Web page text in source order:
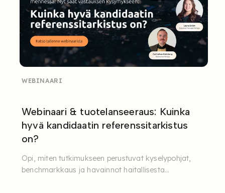
WEBINAARI
Webinaari & tuotelanseeraus: Kuinka
hyvä kandidaatin referenssitarkistus
on?
Opi, miten tutkimukseen perustuvat kyselypohjat,
benchmarkkaus ja havainnot haitallisesta